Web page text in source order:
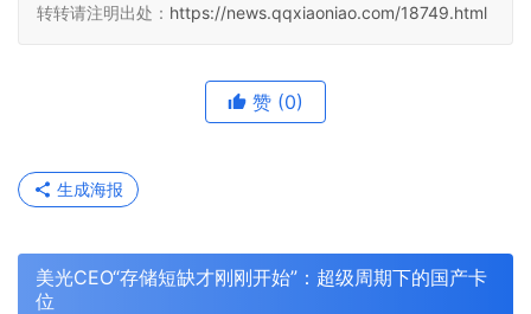
转转请注明出处： https://news.qqxiaoniao.com/18749.html
赞 (0)
生成海报
美光CEO“存储短缺才刚刚开始”：超级周期下的国产卡
位